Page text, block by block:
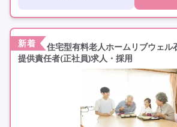
定年70
車通勤可
駅近 資格取得支援
新着
住宅型有料老人ホームリブウェル
提供責任者(正社員)求人・採用